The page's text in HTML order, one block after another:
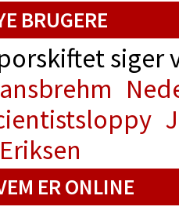
BRUGERE
siger
ER ONLINE